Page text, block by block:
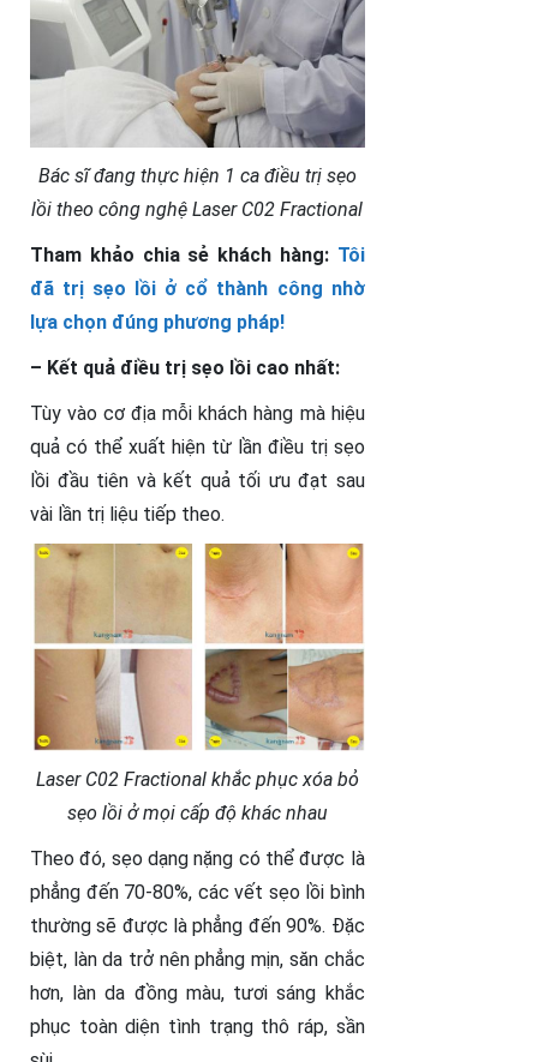
Bác sĩ đang thực hiện 1 ca điều trị sẹo
lồi theo công nghệ Laser C02 Fractional
Tham khảo chia sẻ khách hàng: Tôi
đã trị sẹo lồi ở cổ thành công nhờ
lựa chọn đúng phương pháp!
– Kết quả điều trị sẹo lồi cao nhất:
Tùy vào cơ địa mỗi khách hàng mà hiệu
quả có thể xuất hiện từ lần điều trị sẹo
lồi đầu tiên và kết quả tối ưu đạt sau
vài lần trị liệu tiếp theo.
Laser C02 Fractional khắc phục xóa bỏ
sẹo lồi ở mọi cấp độ khác nhau
Theo đó, sẹo dạng nặng có thể được là
phẳng đến 70-80%, các vết sẹo lồi bình
thường sẽ được là phẳng đến 90%. Đặc
biệt, làn da trở nên phẳng mịn, săn chắc
hơn, làn da đồng màu, tươi sáng khắc
phục toàn diện tình trạng thô ráp, sần